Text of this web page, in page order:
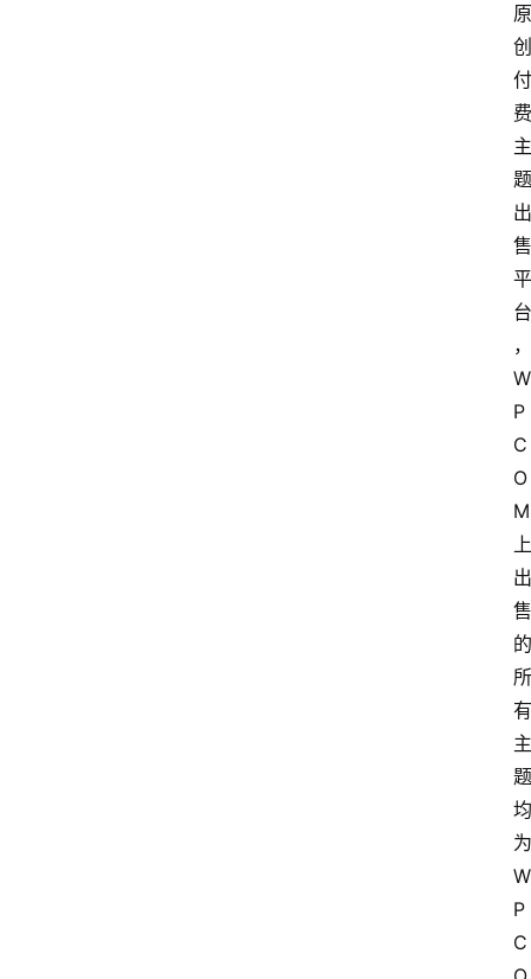
原
创
付
费
主
题
出
售
平
台
，
W
P
C
O
M
上
出
售
的
所
有
主
题
均
为
W
P
C